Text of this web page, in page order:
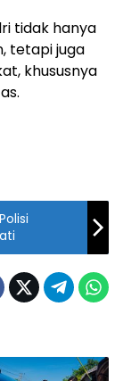
tidak hanya
tetapi juga
khususnya